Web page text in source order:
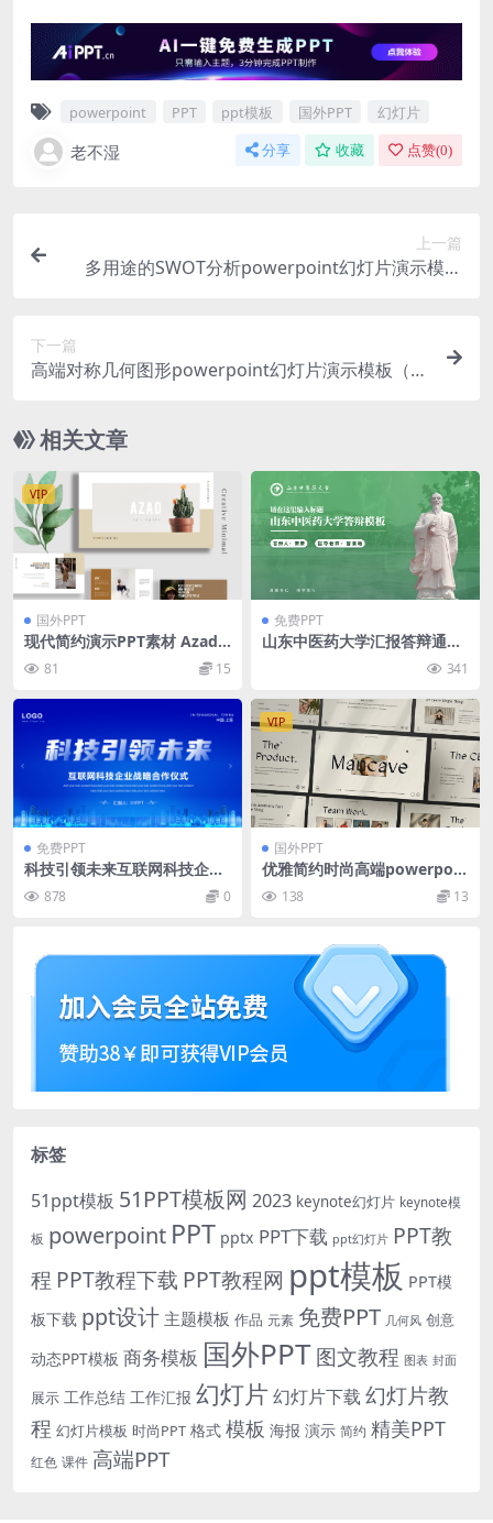
powerpoint PPT ppt模板 国外PPT 幻灯片
老不湿 分享 收藏 点赞(0)
上一篇
多用途的SWOT分析powerpoint幻灯片演示模板
下一篇
高端对称几何图形powerpoint幻灯片演示模板（p
相关文章
VIP
国外PPT
现代简约演示PPT素材 Azad
Minimal Powerpoint
81 15
免费PPT
山东中医药大学汇报答辩通用
341
免费PPT
科技引领未来互联网科技企业
战略合作PPT模板下载
878 0
VIP
国外PPT
优雅简约时尚高端powerpoin
t幻灯片演示模板（pptx）
138 13
标签
51ppt模板 51PPT模板网 2023 keynote幻灯片 keynote模
板 powerpoint PPT pptx PPT下载 ppt幻灯片 PPT教
程 PPT教程下载 PPT教程网 ppt模板 PPT模
板下载 ppt设计 主题模板 作品 元素 免费PPT 几何风 创意
动态PPT模板 商务模板 国外PPT图文教程 图表 封面
展示 工作总结 工作汇报 幻灯片 幻灯片下载 幻灯片教
程 幻灯片模板 时尚PPT 格式 模板 海报 演示 简约 精美PPT
红色 课件 高端PPT